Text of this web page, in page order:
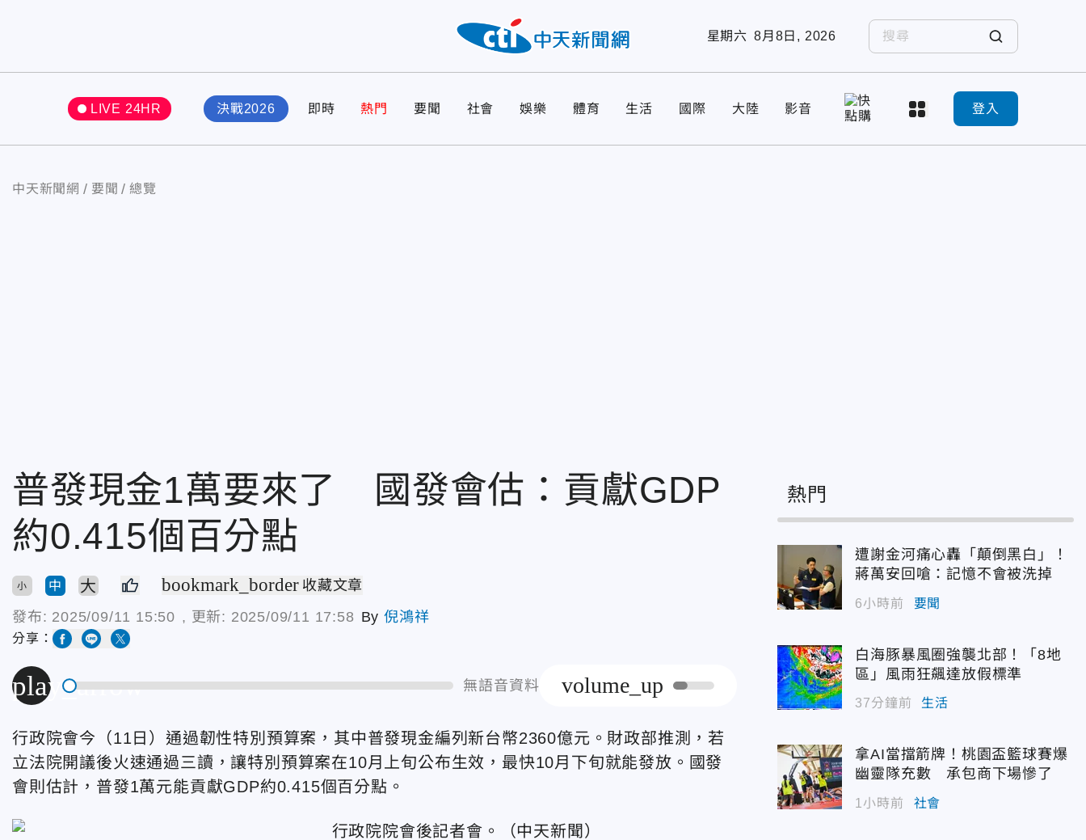
星期六 8月8日, 2026
LIVE 24HR 決戰2026 即時 熱門 要聞 社會 娛樂 體育 生活 國際 大陸 影音 登入
中天新聞網 要聞 總覽
普發現金1萬要來了 國發會估：貢獻GDP
約0.415個百分點
小 中 大 bookmark_border 收藏文章
發布: 2025/09/11 15:50 , 更新: 2025/09/11 17:58 By倪鴻祥
分享：
play_arrow 無語音資料 volume_up
行政院會今（11日）通過韌性特別預算案，其中普發現金編列新台幣2360億元。財政部推測，若
立法院開議後火速通過三讀，讓特別預算案在10月上旬公布生效，最快10月下旬就能發放。國發
會則估計，普發1萬元能貢獻GDP約0.415個百分點。
熱門
遭謝金河痛心轟「顛倒黑白」！
蔣萬安回嗆：記憶不會被洗掉
6小時前 要聞
白海豚暴風圈強襲北部！「8地
區」風雨狂飆達放假標準
37分鐘前 生活
拿AI當擋箭牌！桃園盃籃球賽爆
幽靈隊充數 承包商下場慘了
1小時前 社會